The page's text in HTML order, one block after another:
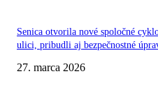
Senica otvorila nové spoločné
ulici, pribudli aj bezpečnostné
27. marca 2026